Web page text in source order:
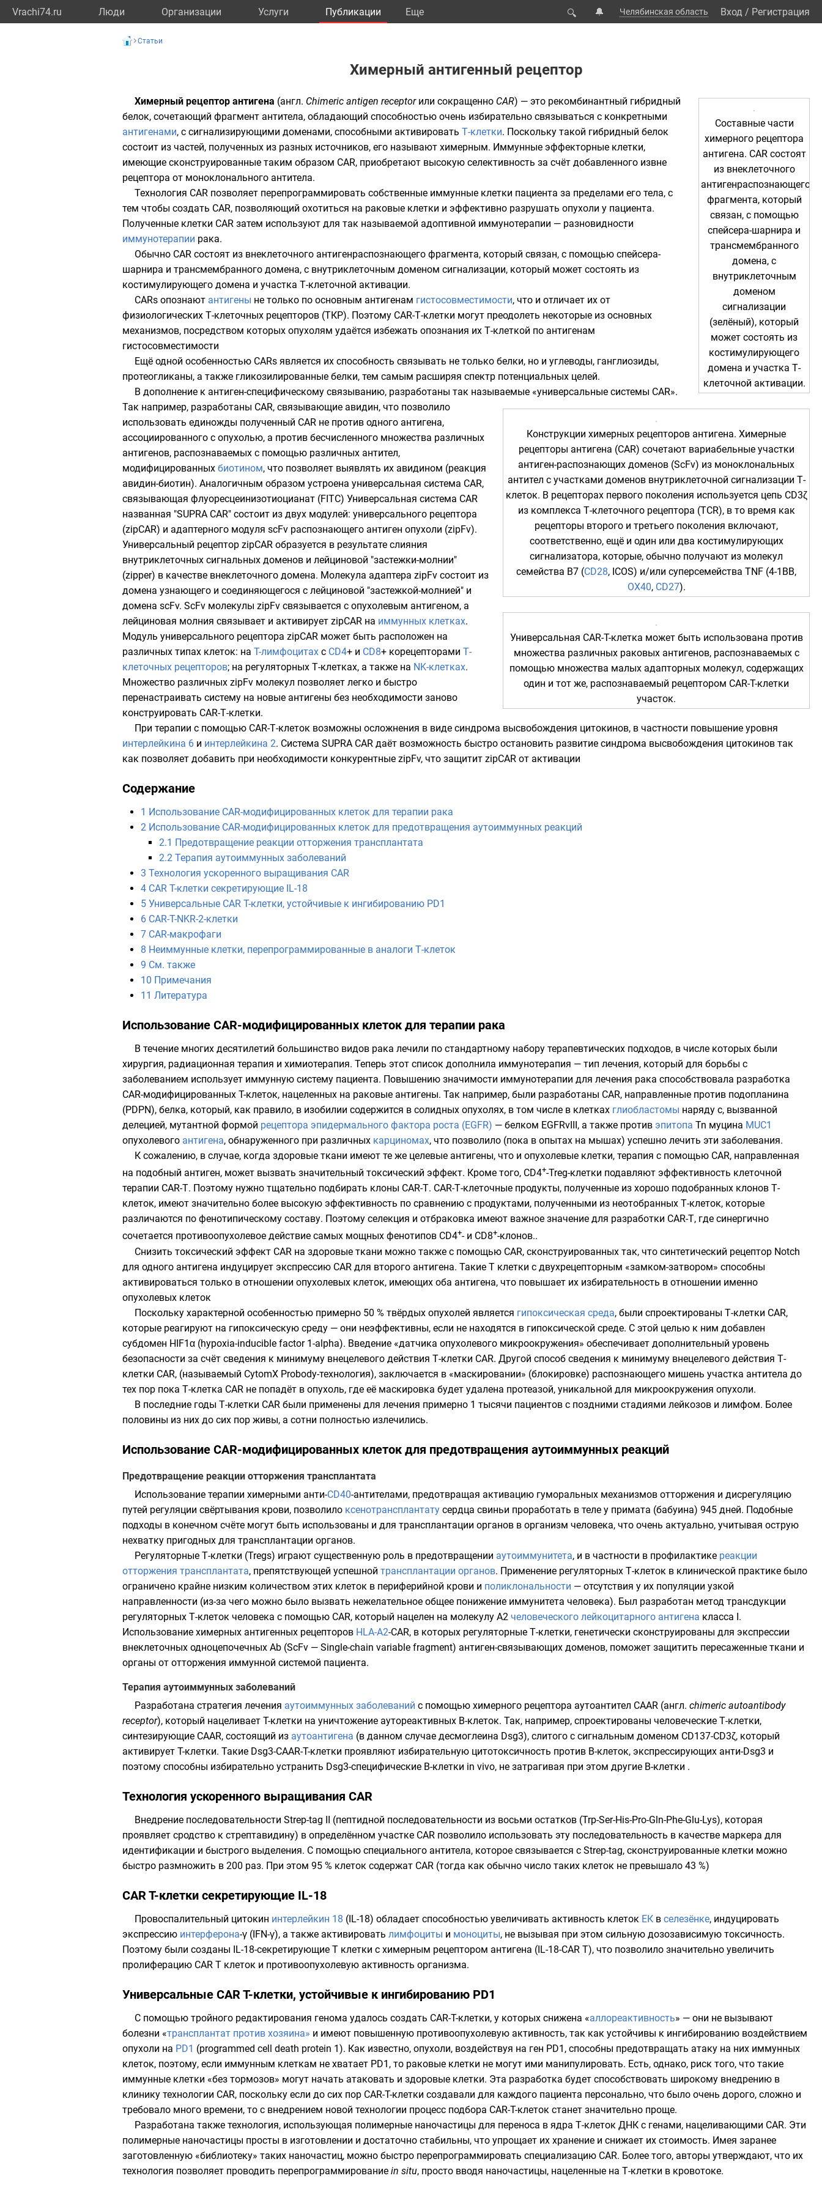
Vrachi74.ru Люди Организации Услуги Публикации Eще 🔍 🔔 Челябинская область Вход / Регистрация
Статьи
Химерный антигенный рецептор
Составные части
химерного рецептора
антигена. CAR состоят
из внеклеточного
антигенраспознающего
фрагмента, который
связан, с помощью
спейсера-шарнира и
трансмембранного
домена, с
внутриклеточным
доменом
сигнализации
(зелёный), который
может состоять из
костимулирующего
домена и участка Т-
клеточной активации.
Химерный рецептор антигена (англ. Chimeric antigen receptorили сокращенно CAR) — это рекомбинантный гибридный
белок, сочетающий фрагмент антитела, обладающий способностью очень избирательно связываться с конкретными
антигенами, с сигнализирующими доменами, способными активировать Т-клетки. Поскольку такой гибридный белок
состоит из частей, полученных из разных источников, его называют химерным. Иммунные эффекторные клетки,
имеющие сконструированные таким образом CAR, приобретают высокую селективность за счёт добавленного извне
рецептора от моноклонального антитела.
Технология CAR позволяет перепрограммировать собственные иммунные клетки пациента за пределами его тела, с
тем чтобы создать CAR, позволяющий охотиться на раковые клетки и эффективно разрушать опухоли у пациента.
Полученные клетки CAR затем используют для так называемой адоптивной иммунотерапии — разновидности
иммунотерапии рака.
Обычно CAR состоят из внеклеточного антигенраспознающего фрагмента, который связан, с помощью спейсера-
шарнира и трансмембранного домена, с внутриклеточным доменом сигнализации, который может состоять из
костимулирующего домена и участка Т-клеточной активации.
CARs опознают антигены не только по основным антигенам гистосовместимости, что и отличает их от
физиологических Т-клеточных рецепторов (ТКР). Поэтому CAR-Т-клетки могут преодолеть некоторые из основных
механизмов, посредством которых опухолям удаётся избежать опознания их Т-клеткой по антигенам
гистосовместимости
Ещё одной особенностью CARs является их способность связывать не только белки, но и углеводы, ганглиозиды,
протеогликаны, а также гликозилированные белки, тем самым расширяя спектр потенциальных целей.
Конструкции химерных рецепторов антигена. Химерные
рецепторы антигена (CAR) сочетают вариабельные участки
антиген-распознающих доменов (ScFv) из моноклональных
антител с участками доменов внутриклеточной сигнализации Т-
клеток. В рецепторах первого поколения используется цепь CD3ζ
из комплекса Т-клеточного рецептора (TCR), в то время как
рецепторы второго и третьего поколения включают,
соответственно, ещё и один или два костимулирующих
сигнализатора, которые, обычно получают из молекул
семейства В7 (CD28, ICOS) и/или суперсемейства TNF (4-1ВВ,
OX40, CD27).
Универсальная CAR-T-клетка может быть использована против
множества различных раковых антигенов, распознаваемых с
помощью множества малых адапторных молекул, содержащих
один и тот же, распознаваемый рецептором CAR-T-клетки
участок.
В дополнение к антиген-специфическому связыванию, разработаны так называемые «универсальные системы CAR».
Так например, разработаны CAR, связывающие авидин, что позволило
использовать единожды полученный CAR не против одного антигена,
ассоциированного с опухолью, а против бесчисленного множества различных
антигенов, распознаваемых с помощью различных антител,
модифицированных биотином, что позволяет выявлять их авидином (реакция
авидин-биотин). Аналогичным образом устроена универсальная система CAR,
связывающая флуоресцеинизотиоцианат (FITC) Универсальная система CAR
названная "SUPRA CAR" состоит из двух модулей: универсального рецептора
(zipCAR) и адаптерного модуля scFv распознающего антиген опухоли (zipFv).
Универсальный рецептор zipCAR образуется в результате слияния
внутриклеточных сигнальных доменов и лейциновой "застежки-молнии"
(zipper) в качестве внеклеточного домена. Молекула адаптера zipFv состоит из
домена узнающего и соединяющегося с лейциновой "застежкой-молнией" и
домена scFv. ScFv молекулы zipFv связывается с опухолевым антигеном, а
лейциновая молния связывает и активирует zipCAR на иммунных клетках.
Модуль универсального рецептора zipCAR может быть расположен на
различных типах клеток: на T-лимфоцитах с CD4+ и CD8+ корецепторами Т-
клеточных рецепторов; на регуляторных Т-клетках, а также на NK-клетках.
Множество различных zipFv молекул позволяет легко и быстро
перенастраивать систему на новые антигены без необходимости заново
конструировать CAR-Т-клетки.
При терапии с помощью CAR-Т-клеток возможны осложнения в виде синдрома высвобождения цитокинов, в частности повышение уровня
интерлейкина 6 и интерлейкина 2. Система SUPRA CAR даёт возможность быстро остановить развитие синдрома высвобождения цитокинов так
как позволяет добавить при необходимости конкурентные zipFv, что защитит zipCAR от активации
Содержание
1 Использование CAR-модифицированных клеток для терапии рака
2 Использование CAR-модифицированных клеток для предотвращения аутоиммунных реакций
2.1 Предотвращение реакции отторжения трансплантата
2.2 Терапия аутоиммунных заболеваний
3 Технология ускоренного выращивания CAR
4 CAR T-клетки секретирующие IL-18
5 Универсальные CAR T-клетки, устойчивые к ингибированию PD1
6 CAR-T-NKR-2-клетки
7 CAR-макрофаги
8 Неиммунные клетки, перепрограммированные в аналоги Т-клеток
9 См. также
10 Примечания
11 Литература
Использование CAR-модифицированных клеток для терапии рака
В течение многих десятилетий большинство видов рака лечили по стандартному набору терапевтических подходов, в числе которых были
хирургия, радиационная терапия и химиотерапия. Теперь этот список дополнила иммунотерапия — тип лечения, который для борьбы с
заболеванием использует иммунную систему пациента. Повышению значимости иммунотерапии для лечения рака способствовала разработка
CAR-модифицированных T-клеток, нацеленных на раковые антигены. Так например, были разработаны CAR, направленные против подопланина
(PDPN), белка, который, как правило, в изобилии содержится в солидных опухолях, в том числе в клетках глиобластомы наряду с, вызванной
делецией, мутантной формой рецептора эпидермального фактора роста (EGFR) — белком EGFRvIII, а также против эпитопа Tn муцина MUC1
опухолевого антигена, обнаруженного при различных карциномах, что позволило (пока в опытах на мышах) успешно лечить эти заболевания.
К сожалению, в случае, когда здоровые ткани имеют те же целевые антигены, что и опухолевые клетки, терапия с помощью CAR, направленная
на подобный антиген, может вызвать значительный токсический эффект. Кроме того, CD4+-Treg-клетки подавляют эффективность клеточной
терапии CAR-Т. Поэтому нужно тщательно подбирать клоны CAR-Т. CAR-Т-клеточные продукты, полученные из хорошо подобранных клонов Т-
клеток, имеют значительно более высокую эффективность по сравнению с продуктами, полученными из неотобранных Т-клеток, которые
различаются по фенотипическому составу. Поэтому селекция и отбраковка имеют важное значение для разработки CAR-Т, где синергично
сочетается противоопухолевое действие самых мощных фенотипов CD4+- и CD8+-клонов..
Снизить токсический эффект CAR на здоровые ткани можно также с помощью CAR, сконструированных так, что синтетический рецептор Notch
для одного антигена индуцирует экспрессию CAR для второго антигена. Такие Т клетки с двухрецепторным «замком-затвором» способны
активироваться только в отношении опухолевых клеток, имеющих оба антигена, что повышает их избирательность в отношении именно
опухолевых клеток
Поскольку характерной особенностью примерно 50 % твёрдых опухолей является гипоксическая среда, были спроектированы Т-клетки CAR,
которые реагируют на гипоксическую среду — они неэффективны, если не находятся в гипоксической среде. С этой целью к ним добавлен
субдомен HIF1α (hypoxia-inducible factor 1-alpha). Введение «датчика опухолевого микроокружения» обеспечивает дополнительный уровень
безопасности за счёт сведения к минимуму внецелевого действия Т-клетки CAR. Другой способ сведения к минимуму внецелевого действия Т-
клетки CAR, (называемый CytomX Probody-технология), заключается в «маскировании» (блокировке) распознающего мишень участка антитела до
тех пор пока Т-клетка CAR не попадёт в опухоль, где её маскировка будет удалена протеазой, уникальной для микроокружения опухоли.
В последние годы Т-клетки CAR были применены для лечения примерно 1 тысячи пациентов с поздними стадиями лейкозов и лимфом. Более
половины из них до сих пор живы, а сотни полностью излечились.
Использование CAR-модифицированных клеток для предотвращения аутоиммунных реакций
Предотвращение реакции отторжения трансплантата
Использование терапии химерными анти-CD40-антителами, предотвращая активацию гуморальных механизмов отторжения и дисрегуляцию
путей регуляции свёртывания крови, позволило ксенотрансплантату сердца свиньи проработать в теле у примата (бабуина) 945 дней. Подобные
подходы в конечном счёте могут быть использованы и для трансплантации органов в организм человека, что очень актуально, учитывая острую
нехватку пригодных для трансплантации органов.
Регуляторные Т-клетки (Tregs) играют существенную роль в предотвращении аутоиммунитета, и в частности в профилактике реакции
отторжения трансплантата, препятствующей успешной трансплантации органов. Применение регуляторных Т-клеток в клинической практике было
ограничено крайне низким количеством этих клеток в периферийной крови и поликлональности — отсутствия у их популяции узкой
направленности (из-за чего можно было вызвать нежелательное общее понижение иммунитета человека). Был разработан метод трансдукции
регуляторных Т-клеток человека с помощью CAR, который нацелен на молекулу А2 человеческого лейкоцитарного антигена класса I.
Использование химерных антигенных рецепторов HLA-A2-CAR, в которых регуляторные Т-клетки, генетически сконструированы для экспрессии
внеклеточных одноцепочечных Ab (ScFv — Single-chain variable fragment) антиген-связывающих доменов, поможет защитить пересаженные ткани и
органы от отторжения иммунной системой пациента.
Терапия аутоиммунных заболеваний
Разработана стратегия лечения аутоиммунных заболеваний с помощью химерного рецептора аутоантител CAAR (англ. chimeric autoantibody
receptor), который нацеливает T-клетки на уничтожение аутореактивных В-клеток. Так, например, спроектированы человеческие Т-клетки,
синтезирующие CAAR, состоящий из аутоантигена (в данном случае десмоглеина Dsg3), слитого с сигнальным доменом CD137-CD3ζ, который
активирует T-клетки. Такие Dsg3-CAAR-T-клетки проявляют избирательную цитотоксичность против В-клеток, экспрессирующих анти-Dsg3 и
поэтому способны избирательно устранить Dsg3-специфические В-клетки in vivo, не затрагивая при этом другие В-клетки .
Технология ускоренного выращивания CAR
Внедрение последовательности Strep-tag II (пептидной последовательности из восьми остатков (Trp-Ser-His-Pro-Gln-Phe-Glu-Lys), которая
проявляет сродство к стрептавидину) в определённом участке CAR позволило использовать эту последовательность в качестве маркера для
идентификации и быстрого выделения. С помощью специального антитела, которое связывается с Strep-tag, сконструированные клетки можно
быстро размножить в 200 раз. При этом 95 % клеток содержат CAR (тогда как обычно число таких клеток не превышало 43 %)
CAR T-клетки секретирующие IL-18
Провоспалительный цитокин интерлейкин 18 (IL-18) обладает способностью увеличивать активность клеток ЕК в селезёнке, индуцировать
экспрессию интерферона-γ (IFN-γ), а также активировать лимфоциты и моноциты, не вызывая при этом сильную дозозависимую токсичность.
Поэтому были созданы IL-18-секретирующие T клетки с химерным рецептором антигена (IL-18-CAR T), что позволило значительно увеличить
пролиферацию CAR T клеток и противоопухолевую активность организма.
Универсальные CAR T-клетки, устойчивые к ингибированию PD1
С помощью тройного редактирования генома удалось создать CAR-T-клетки, у которых снижена «аллореактивность» — они не вызывают
болезни «трансплантат против хозяина» и имеют повышенную противоопухолевую активность, так как устойчивы к ингибированию воздействием
опухоли на PD1 (programmed cell death protein 1). Как известно, опухоли, воздействуя на ген PD1, способны предотвращать атаку на них иммунных
клеток, поэтому, если иммунным клеткам не хватает PD1, то раковые клетки не могут ими манипулировать. Есть, однако, риск того, что такие
иммунные клетки «без тормозов» могут начать атаковать и здоровые клетки. Эта разработка будет способствовать широкому внедрению в
клинику технологии CAR, поскольку если до сих пор CAR-T-клетки создавали для каждого пациента персонально, что было очень дорого, сложно и
требовало много времени, то с внедрением новой технологии процесс подбора CAR-T-клеток станет значительно проще.
Разработана также технология, использующая полимерные наночастицы для переноса в ядра Т-клеток ДНК с генами, нацеливающими CAR. Эти
полимерные наночастицы просты в изготовлении и достаточно стабильны, что упрощает их хранение и снижает их стоимость. Имея заранее
заготовленную «библиотеку» таких наночастиц, можно быстро перепрограммировать специализацию CAR. Более того, авторы утверждают, что их
технология позволяет проводить перепрограммирование in situ, просто вводя наночастицы, нацеленные на Т-клетки в кровотоке.